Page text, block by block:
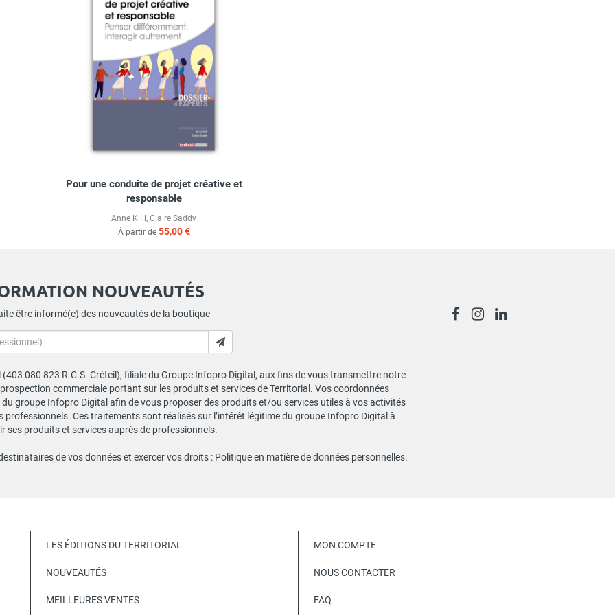
Pour une conduite de projet créative et
responsable
Anne Killi, Claire Saddy
À partir de 55,00 €
NOUVEAUTÉS
être informé(e) des nouveautés de la boutique
080 823 R.C.S. Créteil), filiale du Groupe Infopro Digital, aux fins de vous transmettre notre
commerciale portant sur les produits et services de Territorial. Vos coordonnées
groupe Infopro Digital afin de vous proposer des produits et/ou services utiles à vos activités
Ces traitements sont réalisés sur l’intérêt légitime du groupe Infopro Digital à
ses produits et services auprès de professionnels.
de vos données et exercer vos droits : Politique en matière de données personnelles.
LES ÉDITIONS DU TERRITORIAL
NOUVEAUTÉS
MEILLEURES VENTES
MON COMPTE
NOUS CONTACTER
FAQ